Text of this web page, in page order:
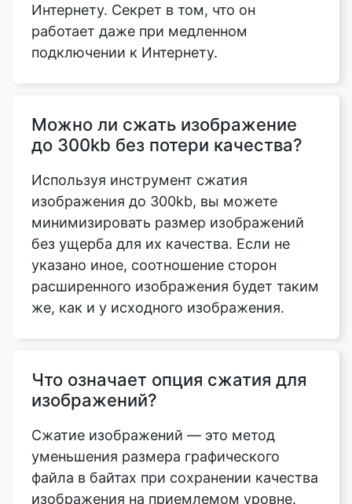
Можно ли сжать изображение
Используя инструмент сжатия
изображения до 300kb, вы можете
минимизировать размер изображений
без ущерба для их качества. Если не
указано иное, соотношение сторон
расширенного изображения будет таким
же, как и у исходного изображения.
Что означает опция сжатия для
Сжатие изображений — это метод
уменьшения размера графического
файла в байтах при сохранении качества
изображения на приемлемом уровне.
Благодаря уменьшению размера файла
на заданном объеме диска или памяти
можно хранить больше изображений,